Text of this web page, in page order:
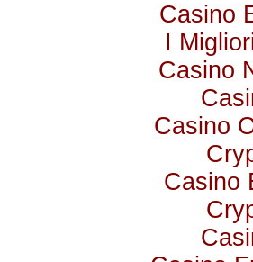
Casino
I
Casino
Casino
Casino